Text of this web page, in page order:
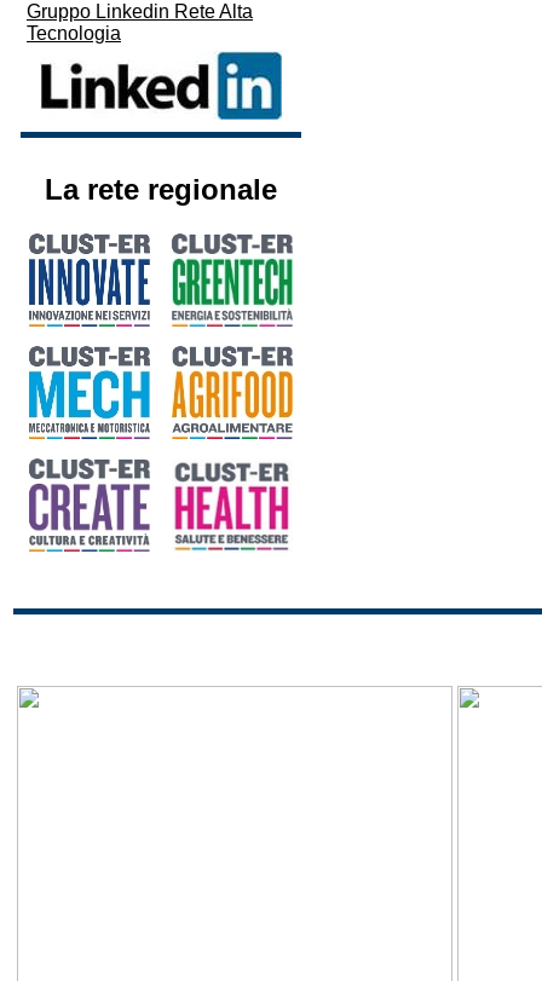
Gruppo Linkedin Rete Alta
Tecnologia
La rete regionale